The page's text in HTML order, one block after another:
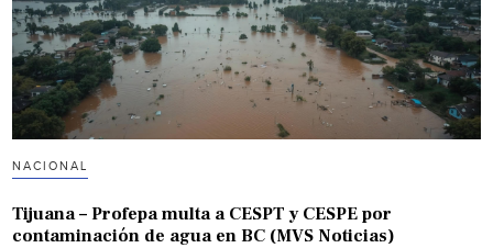
NACIONAL
Tijuana – Profepa multa a CESPT y CESPE por
contaminación de agua en BC (MVS Noticias)